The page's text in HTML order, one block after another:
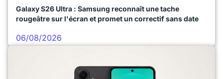
Galaxy S26 Ultra : Samsung reconnaît une tache
rougeâtre sur l'écran et promet un correctif sans date
06/08/2026